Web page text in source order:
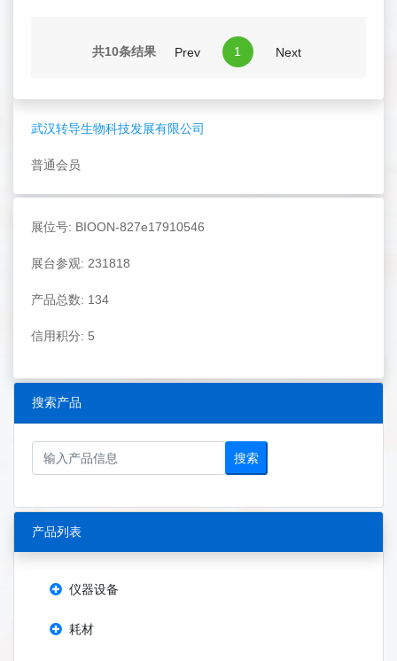
武汉转导生物科技发展有限公司
普通会员
展位号: BIOON-827e17910546
展台参观: 231818
产品总数: 134
信用积分: 5
搜索产品
搜索
产品列表
仪器设备
耗材
共10条结果 Prev 1 Next